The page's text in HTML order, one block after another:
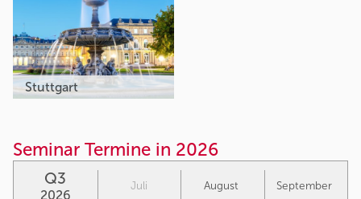
Stuttgart
Seminar Termine in 2026
Q3
2026
Juli August September